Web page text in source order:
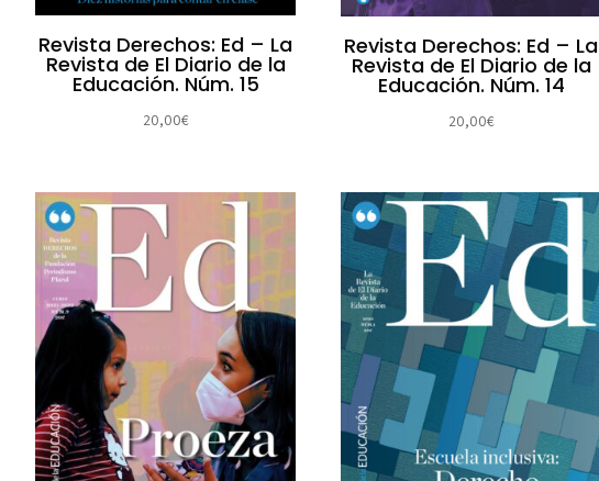
Revista Derechos: Ed – La
Revista de El Diario de la
Educación. Núm. 15
20,00€
Revista Derechos: Ed – La
Revista de El Diario de la
Educación. Núm. 14
20,00€